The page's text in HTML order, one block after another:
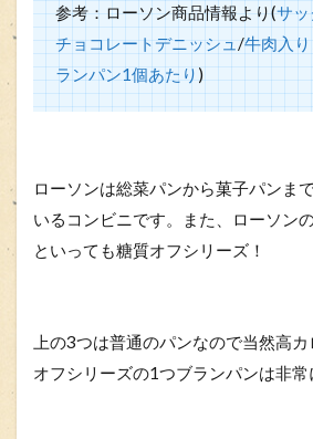
参考：ローソン商品情報より(サ
チョコレートデニッシュ/牛肉入
ランパン1個あたり)
ローソンは総菜パンから菓子パンま
いるコンビニです。また、ローソン
といっても糖質オフシリーズ！
上の3つは普通のパンなので当然高
オフシリーズの1つブランパンは非常